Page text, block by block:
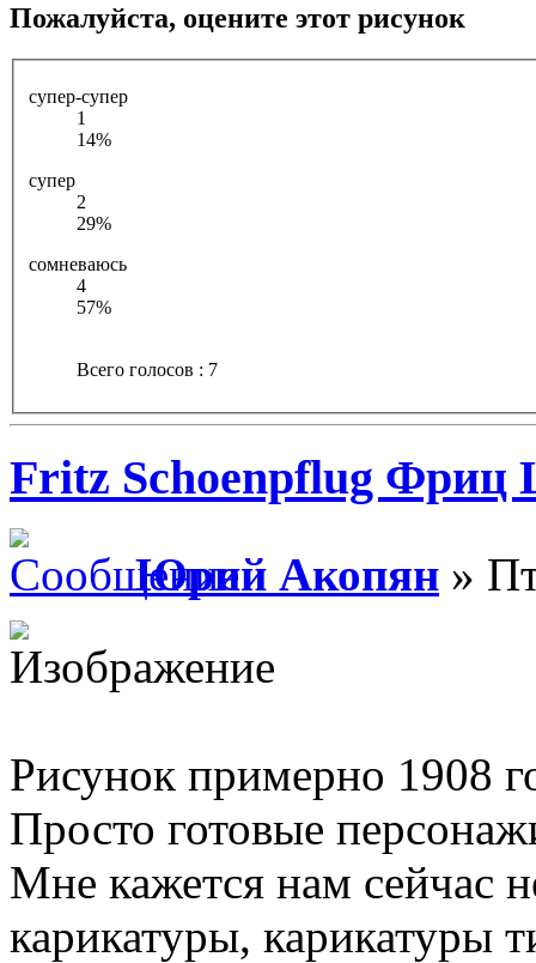
Пожалуйста, оцените этот рисунок
супер-супер
1
14%
супер
2
29%
сомневаюсь
4
57%
Всего голосов : 7
Fritz Schoenpflug
Юрий Акопян »
Рисунок примерно 1908
Просто готовые
Мне кажется нам сейчас
карикатуры, карикатуры